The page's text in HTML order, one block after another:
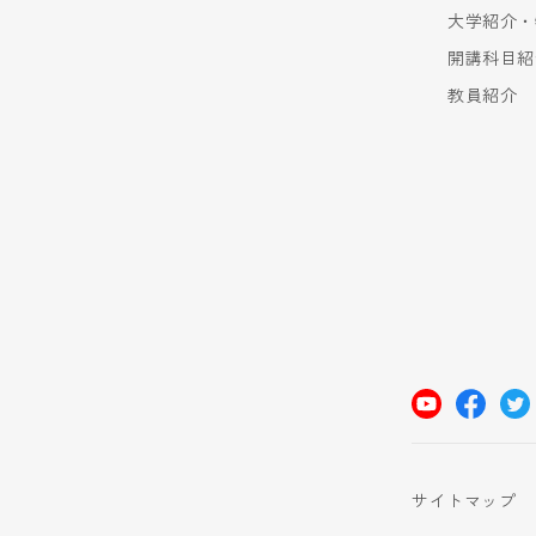
大学紹介
開講科目
教員紹介
サイトマップ